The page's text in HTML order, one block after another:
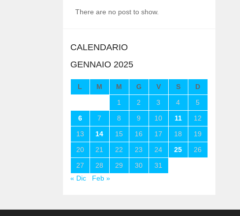
There are no post to show.
CALENDARIO
GENNAIO 2025
L M M G V S
D
1
2 3 4
5
6
7 8 9 10 11
12
13
14 15 16 17 18
19
20
21 22 23 24 25
26
27
28 29 30
31
« Dic
Feb »